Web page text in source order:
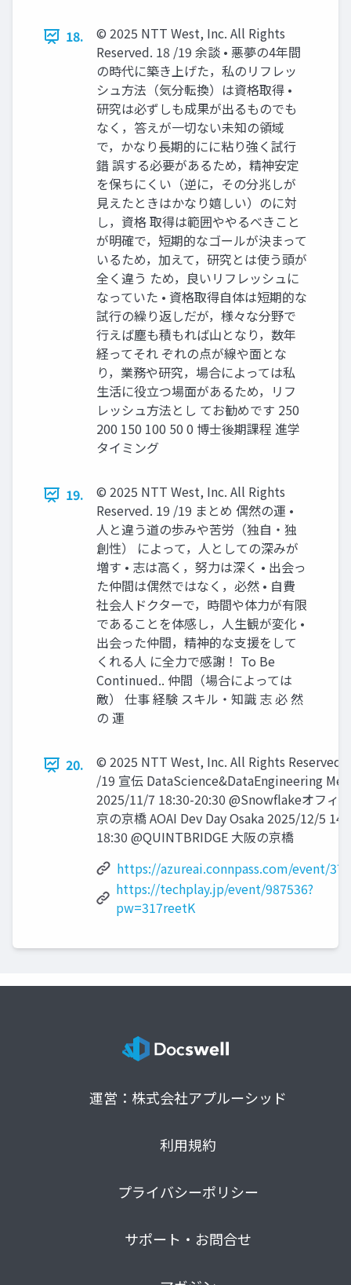
18.
© 2025 NTT West, Inc. All Rights
Reserved. 18 /19 余談 • 悪夢の4年間
の時代に築き上げた，私のリフレッ
シュ方法（気分転換）は資格取得 •
研究は必ずしも成果が出るものでも
なく，答えが一切ない未知の領域
で，かなり長期的にに粘り強く試行
錯 誤する必要があるため，精神安定
を保ちにくい（逆に，その分兆しが
見えたときはかなり嬉しい）のに対
し，資格 取得は範囲ややるべきこと
が明確で，短期的なゴールが決まって
いるため，加えて，研究とは使う頭が
全く違う ため，良いリフレッシュに
なっていた • 資格取得自体は短期的な
試行の繰り返しだが，様々な分野で
行えば塵も積もれば山となり，数年
経ってそれ ぞれの点が線や面とな
り，業務や研究，場合によっては私
生活に役立つ場面があるため，リフ
レッシュ方法とし てお勧めです 250
200 150 100 50 0 博士後期課程 進学
タイミング
19.
© 2025 NTT West, Inc. All Rights
Reserved. 19 /19 まとめ 偶然の運 •
人と違う道の歩みや苦労（独自・独
創性） によって，人としての深みが
増す • 志は高く，努力は深く • 出会っ
た仲間は偶然ではなく，必然 • 自費
社会人ドクターで，時間や体力が有限
であることを体感し，人生観が変化 •
出会った仲間，精神的な支援をして
くれる人 に全力で感謝！ To Be
Continued.. 仲間（場合によっては
敵） 仕事 経験 スキル・知識 志 必 然
の 運
20.
© 2025 NTT West, Inc. All Rights Reserved.
/19 宣伝 DataScience&DataEngineering
2025/11/7 18:30-20:30 @Snowflakeオフィ
京の京橋 AOAI Dev Day Osaka 2025/12/5
18:30 @QUINTBRIDGE 大阪の京橋
https://azureai.connpass.com/event/
https://techplay.jp/event/987536?
pw=317reetK
運営：株式会社アプルーシッド
利用規約
プライバシーポリシー
サポート・お問合せ